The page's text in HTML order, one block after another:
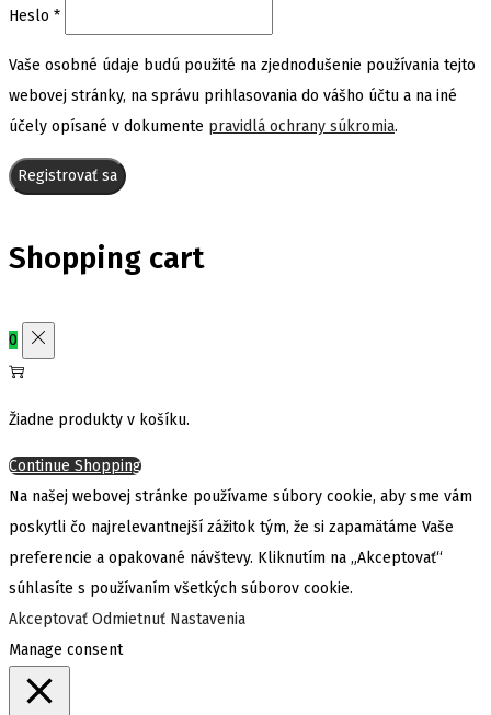
Heslo *Povinné
Vaše osobné údaje budú použité na zjednodušenie používania tejto
webovej stránky, na správu prihlasovania do vášho účtu a na iné
účely opísané v dokumente pravidlá ochrany súkromia.
Registrovať sa
Shopping cart
0
Žiadne produkty v košíku.
Continue Shopping
Na našej webovej stránke používame súbory cookie, aby sme vám
poskytli čo najrelevantnejší zážitok tým, že si zapamätáme Vaše
preferencie a opakované návštevy. Kliknutím na „Akceptovať“
súhlasíte s používaním všetkých súborov cookie.
Akceptovať Odmietnuť Nastavenia
Manage consent